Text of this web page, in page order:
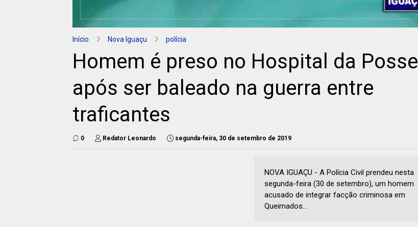
Início Nova Iguaçu polícia
Homem é preso no Hospital da Posse
após ser baleado na guerra entre
traficantes
0 Redator Leonardo segunda-feira, 30 de setembro de 2019
NOVA IGUAÇU - A Polícia Civil prendeu nesta
segunda-feira (30 de setembro), um homem
acusado de integrar facção criminosa em
Queimados...